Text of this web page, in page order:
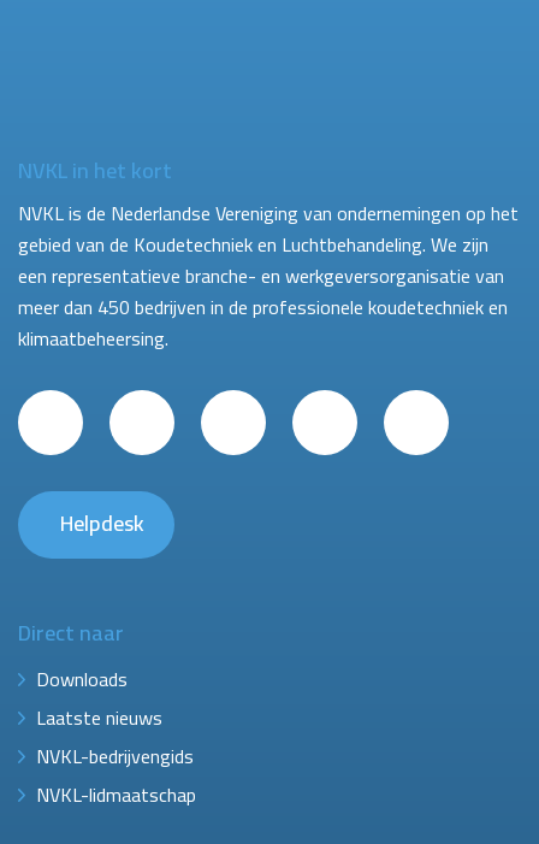
NVKL in het kort
NVKL is de Nederlandse Vereniging van ondernemingen op het
gebied van de Koudetechniek en Luchtbehandeling. We zijn
een representatieve branche- en werkgeversorganisatie van
meer dan 450 bedrijven in de professionele koudetechniek en
klimaatbeheersing.
Helpdesk
Direct naar
Downloads
Laatste nieuws
NVKL-bedrijvengids
NVKL-lidmaatschap